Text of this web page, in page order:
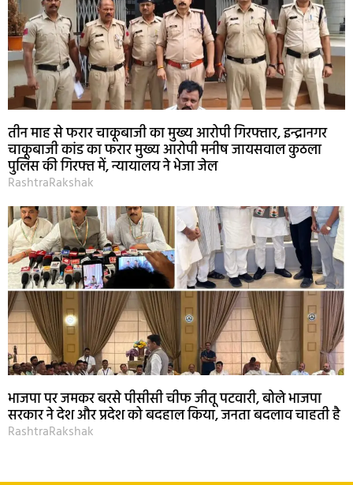
तीन माह से फरार चाकूबाजी का मुख्य आरोपी गिरफ्तार, इन्द्रानगर
चाकूबाजी कांड का फरार मुख्य आरोपी मनीष जायसवाल कुठला
पुलिस की गिरफ्त में, न्यायालय ने भेजा जेल
RashtraRakshak
भाजपा पर जमकर बरसे पीसीसी चीफ जीतू पटवारी, बोले भाजपा
सरकार ने देश और प्रदेश को बदहाल किया, जनता बदलाव चाहती है
RashtraRakshak